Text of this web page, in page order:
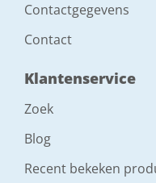
Contactgegevens
Contact
Klantenservice
Zoek
Blog
Recent bekeken